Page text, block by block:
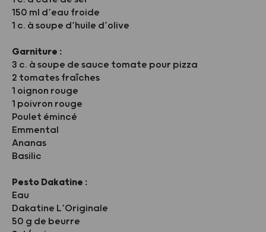
150 ml d’eau froide
1 c. à soupe d’huile d’olive
Garniture :
3 c. à soupe de sauce tomate pour pizza
2 tomates fraîches
1 oignon rouge
1 poivron rouge
Poulet émincé
Emmental
Ananas
Basilic
Pesto Dakatine :
Eau
Dakatine L’Originale
50 g de beurre